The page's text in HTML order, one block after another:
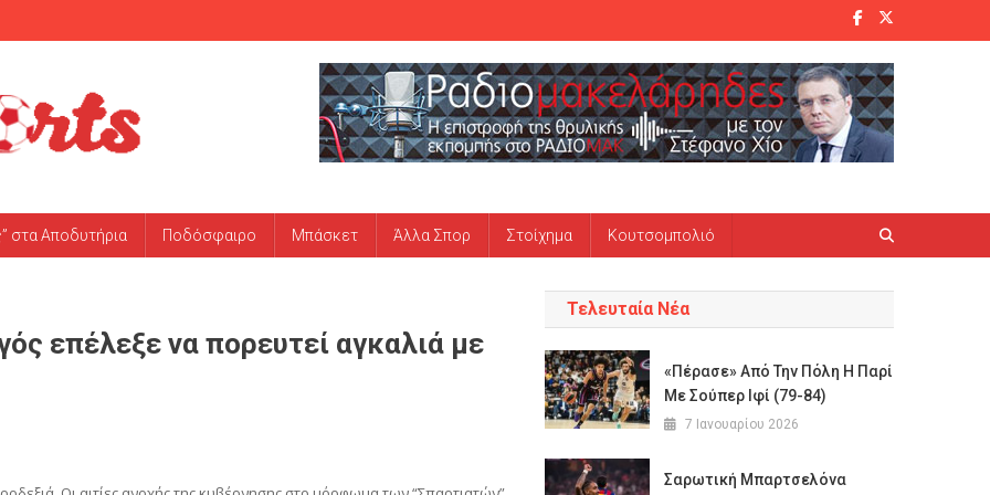
στα Αποδυτήρια Ποδόσφαιρο Μπάσκετ Άλλα Σπορ Στοίχημα Κουτσομπολιό
επέλεξε να πορευτεί αγκαλιά με
Τελευταία Νέα
«Πέρασε» Από Την Πόλη Η Παρί
Με Σούπερ Ιφί (79-84)
7 Ιανουαρίου 2026
Σαρωτική Μπαρτσελόνα